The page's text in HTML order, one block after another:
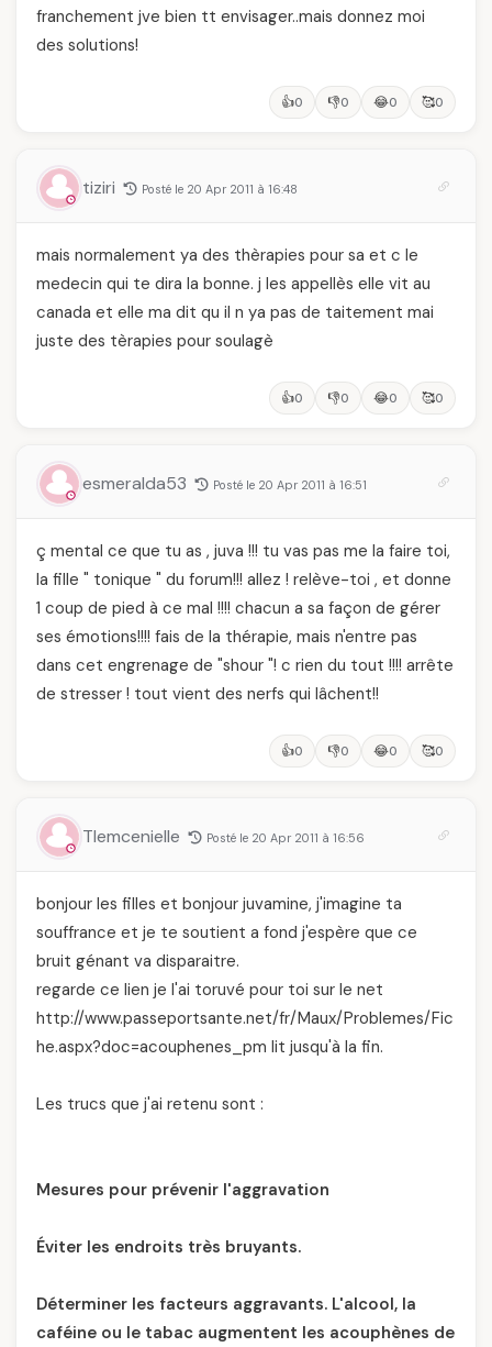
franchement jve bien tt envisager..mais donnez moi
des solutions!
👍0 👎0 😂0 🥰0
tiziri Posté le 20 Apr 2011 à 16:48
mais normalement ya des thèrapies pour sa et c le
medecin qui te dira la bonne. j les appellès elle vit au
canada et elle ma dit qu il n ya pas de taitement mai
juste des tèrapies pour soulagè
👍0 👎0 😂0 🥰0
esmeralda53 Posté le 20 Apr 2011 à 16:51
ç mental ce que tu as , juva !!! tu vas pas me la faire toi,
la fille " tonique " du forum!!! allez ! relève-toi , et donne
1 coup de pied à ce mal !!!! chacun a sa façon de gérer
ses émotions!!!! fais de la thérapie, mais n'entre pas
dans cet engrenage de "shour "! c rien du tout !!!! arrête
de stresser ! tout vient des nerfs qui lâchent!!
👍0 👎0 😂0 🥰0
Tlemcenielle Posté le 20 Apr 2011 à 16:56
bonjour les filles et bonjour juvamine, j'imagine ta
souffrance et je te soutient a fond j'espère que ce
bruit génant va disparaitre.
regarde ce lien je l'ai toruvé pour toi sur le net
http://www.passeportsante.net/fr/Maux/Problemes/Fic
he.aspx?doc=acouphenes_pm lit jusqu'à la fin.
Les trucs que j'ai retenu sont :
Mesures pour prévenir l'aggravation
Éviter les endroits très bruyants.
Déterminer les facteurs aggravants. L'alcool, la
caféine ou le tabac augmentent les acouphènes de